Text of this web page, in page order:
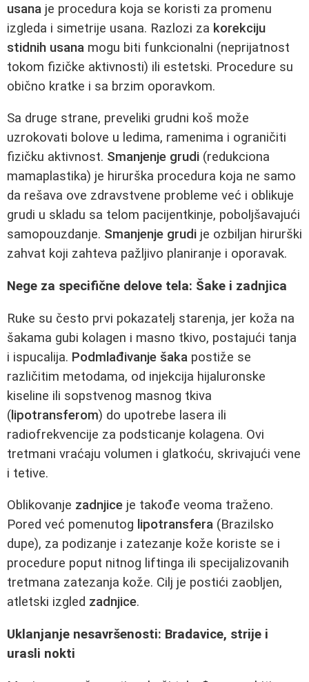
usana je procedura koja se koristi za promenu
izgleda i simetrije usana. Razlozi za korekciju
stidnih usana mogu biti funkcionalni (neprijatnost
tokom fizičke aktivnosti) ili estetski. Procedure su
obično kratke i sa brzim oporavkom.
Sa druge strane, preveliki grudni koš može
uzrokovati bolove u ledima, ramenima i ograničiti
fizičku aktivnost. Smanjenje grudi (redukciona
mamaplastika) je hirurška procedura koja ne samo
da rešava ove zdravstvene probleme već i oblikuje
grudi u skladu sa telom pacijentkinje, poboljšavajući
samopouzdanje. Smanjenje grudi je ozbiljan hirurški
zahvat koji zahteva pažljivo planiranje i oporavak.
Nege za specifične delove tela: Šake i zadnjica
Ruke su često prvi pokazatelj starenja, jer koža na
šakama gubi kolagen i masno tkivo, postajući tanja
i ispucalija. Podmlađivanje šaka postiže se
različitim metodama, od injekcija hijaluronske
kiseline ili sopstvenog masnog tkiva
( lipotransferom) do upotrebe lasera ili
radiofrekvencije za podsticanje kolagena. Ovi
tretmani vraćaju volumen i glatkoću, skrivajući vene
i tetive.
Oblikovanje zadnjice je takođe veoma traženo.
Pored već pomenutog lipotransfera (Brazilsko
dupe), za podizanje i zatezanje kože koriste se i
procedure poput nitnog liftinga ili specijalizovanih
tretmana zatezanja kože. Cilj je postići zaobljen,
atletski izgled zadnjice.
Uklanjanje nesavršenosti: Bradavice, strije i
urasli nokti